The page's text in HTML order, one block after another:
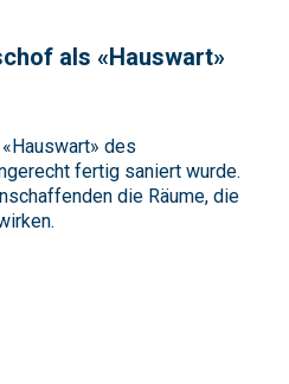
als «Hauswart»
des
fertig saniert wurde.
die Räume, die